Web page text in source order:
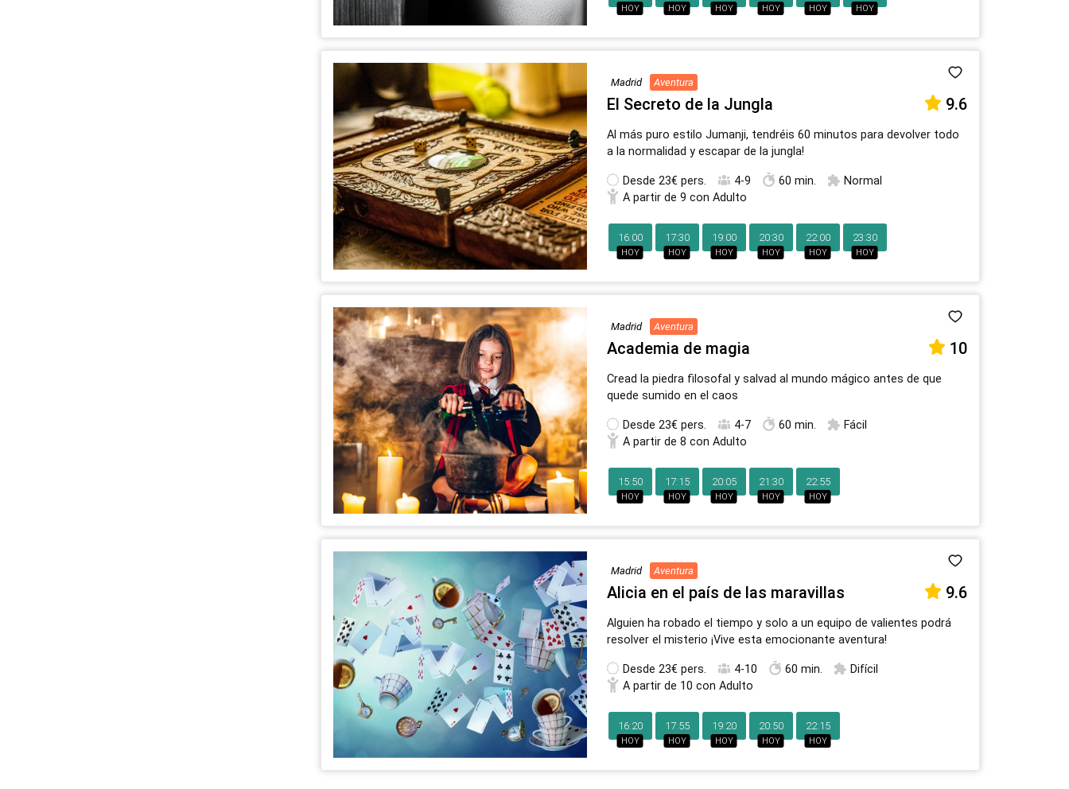
HOY HOY HOY HOY HOY HOY
Madrid Aventura
El Secreto de la Jungla 9.6
Al más puro estilo Jumanji, tendréis 60 minutos para devolver todo
a la normalidad y escapar de la jungla!
Desde 23€ pers. 4-9 60 min.
Normal
A partir de 9 con Adulto
16:00
HOY
17:30
HOY
19:00
HOY
20:30
HOY
22:00
HOY
23:30
HOY
Madrid Aventura
Academia de magia 10
Cread la piedra filosofal y salvad al mundo mágico antes de que
quede sumido en el caos
Desde 23€ pers. 4-7 60 min.
Fácil
A partir de 8 con Adulto
15:50
HOY
17:15
HOY
20:05
HOY
21:30
HOY
22:55
HOY
Madrid Aventura
Alicia en el país de las maravillas 9.6
Alguien ha robado el tiempo y solo a un equipo de valientes podrá
resolver el misterio ¡Vive esta emocionante aventura!
Desde 23€ pers. 4-10 60 min.
Difícil
A partir de 10 con Adulto
16:20
HOY
17:55
HOY
19:20
HOY
20:50
HOY
22:15
HOY